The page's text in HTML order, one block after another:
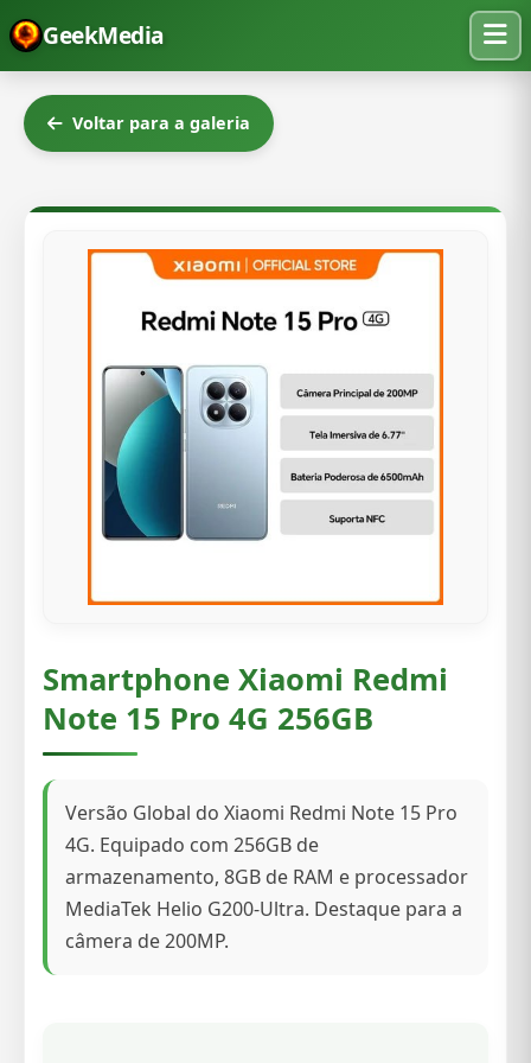
GeekMedia
Voltar para a galeria
Smartphone Xiaomi Redmi
Note 15 Pro 4G 256GB
Versão Global do Xiaomi Redmi Note 15 Pro
4G. Equipado com 256GB de
armazenamento, 8GB de RAM e processador
MediaTek Helio G200-Ultra. Destaque para a
câmera de 200MP.